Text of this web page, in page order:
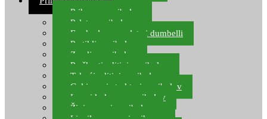
Prihrana za ribolov
Pelete za ribolov
Feeder lovne pelete i dumbelli
Partikli za ribolov
Zemlja za ribolov
Praškasti aditivi za ribolov
Tekući aditivi za ribolov
Gel i sprej atraktori za ribolov
Lovni kukuruz za ribolov
Živi mamci za ribolov